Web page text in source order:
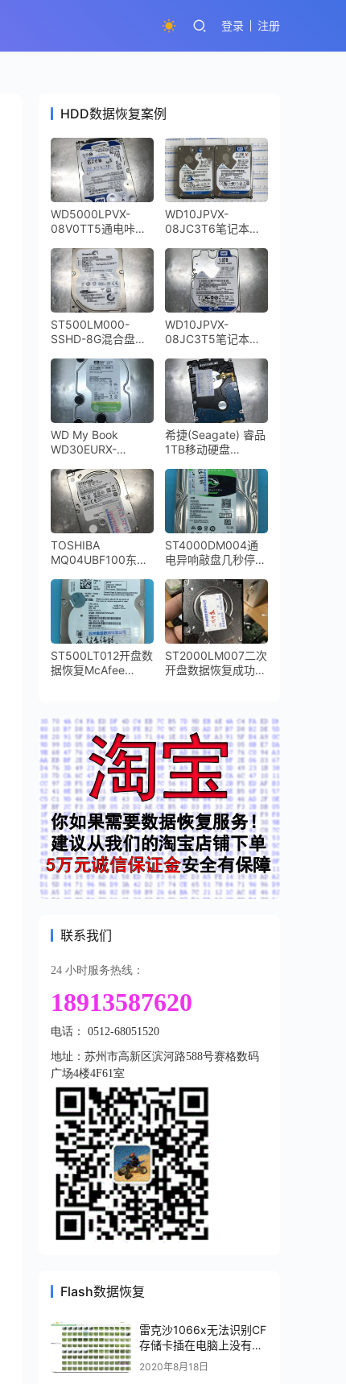
登录 注册
HDD数据恢复案例
WD5000LPVX-
08V0TT5通电咔咔
恢复成功
WD10JPVX-
08JC3T6笔记本硬
打开盘数据恢复成功
ST500LM000-
SSHD-8G混合盘不
WD10JPVX-
08JC3T5笔记本硬
咔咔响开盘恢复成功
WD My Book
WD30EURX-
盘倒下摔坏导致磁头
损坏开盘数据恢复成
希捷(Seagate) 睿品
1TB移动硬盘
1RK172开盘数据恢
复成功
TOSHIBA
MQ04UBF100东芝
盘数据恢复
ST4000DM004通
电异响敲盘几秒停转
数据恢复完美成功
ST500LT012开盘数
据恢复McAfee
ST2000LM007二次
开盘数据恢复成功希
联系我们
24 小时服务热线：
18913587620
电话： 0512-68051520
地址：苏州市高新区滨河路588号赛格数码
广场4楼4F61室
Flash数据恢复
雷克沙1066x无法识别CF
存储卡插在电脑上没有反
应数据恢复成功
2020年8月18日